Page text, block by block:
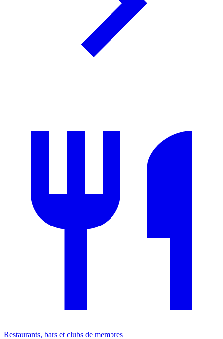
Restaurants, bars et clubs de membres